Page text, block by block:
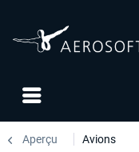
Aperçu Avions